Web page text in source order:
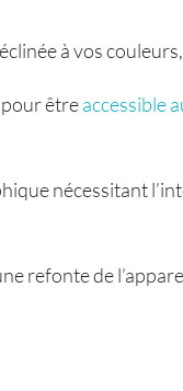
à vos
pour êtreaccessible
nécessitant
refonte de